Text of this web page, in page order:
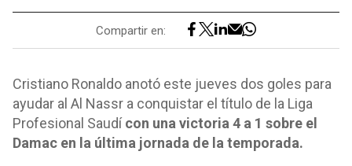
Compartir en:
Cristiano Ronaldo anotó este jueves dos goles para
ayudar al Al Nassr a conquistar el título de la Liga
Profesional Saudícon una victoria 4 a 1 sobre el
Damac en la última jornada de la temporada.